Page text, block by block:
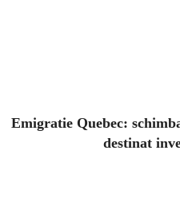
Emigratie Quebec:
destinat